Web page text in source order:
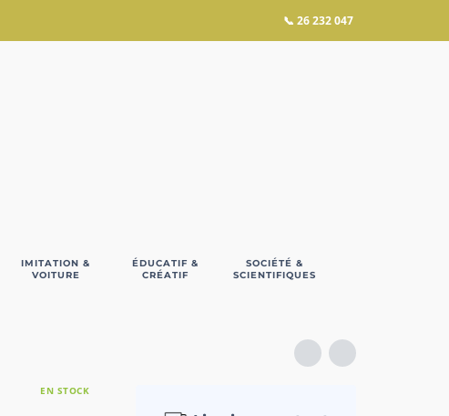
📞 26 232 047
IMITATION &
VOITURE
ÉDUCATIF &
CRÉATIF
SOCIÉTÉ &
SCIENTIFIQUES
EN STOCK